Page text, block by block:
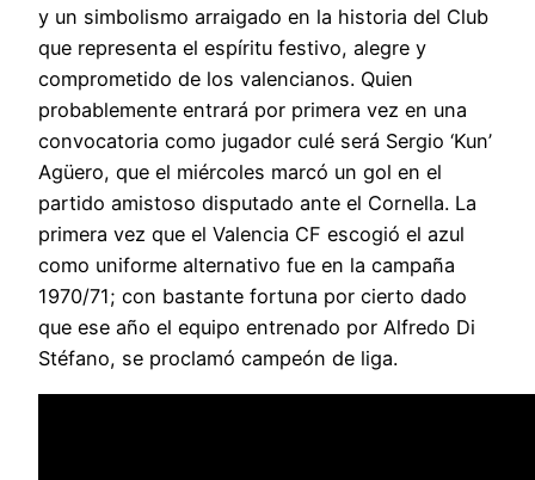
y un simbolismo arraigado en la historia del Club
que representa el espíritu festivo, alegre y
comprometido de los valencianos. Quien
probablemente entrará por primera vez en una
convocatoria como jugador culé será Sergio ‘Kun’
Agüero, que el miércoles marcó un gol en el
partido amistoso disputado ante el Cornella. La
primera vez que el Valencia CF escogió el azul
como uniforme alternativo fue en la campaña
1970/71; con bastante fortuna por cierto dado
que ese año el equipo entrenado por Alfredo Di
Stéfano, se proclamó campeón de liga.